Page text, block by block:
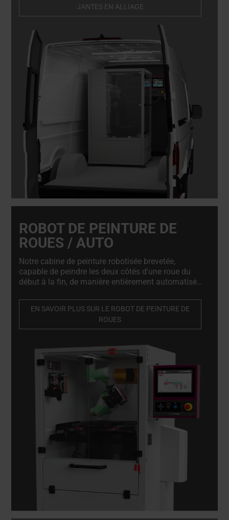
élément essentiel de tout service de réparation
JANTES EN ALLIAGE
ROBOT DE PEINTURE DE
ROUES / AUTO
Notre cabine de peinture robotisée brevetée,
capable de peindre les deux côtés d'une roue du
début à la fin, de manière entièrement automatisée,
garantit une finition optimale tout en réduisant les
déchets et la consommation de peinture jusqu'à
EN SAVOIR PLUS SUR LE ROBOT DE PEINTURE DE
ROUES